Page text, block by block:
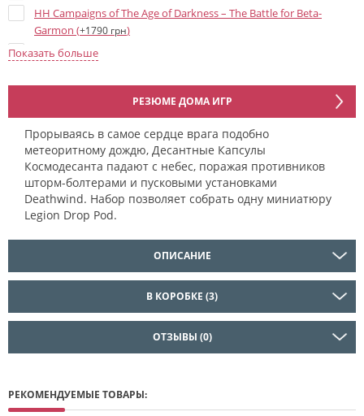
HH Campaigns of The Age of Darkness – The Battle for Beta-
Garmon (+1790 грн)
HH Age of Darkness Rulebook (3rd ed) (
(+2525 грн)
HH Liber Hereticus - Traitor Legiones Astartes Army Book (3rd ed)
Age of Darkness Markers and Tokens ( +860 грн)
Age of Darkness Dice Set ( +1695 грн)
Показать больше
РЕЗЮМЕ ДОМА ИГР
Прорываясь в самое сердце врага подобно
метеоритному дождю, Десантные Капсулы
Космодесанта падают с небес, поражая противников
шторм-болтерами и пусковыми установками
Deathwind. Набор позволяет собрать одну миниатюру
Legion Drop Pod.
ОПИСАНИЕ
В КОРОБКЕ (3)
ОТЗЫВЫ (0)
РЕКОМЕНДУЕМЫЕ ТОВАРЫ: